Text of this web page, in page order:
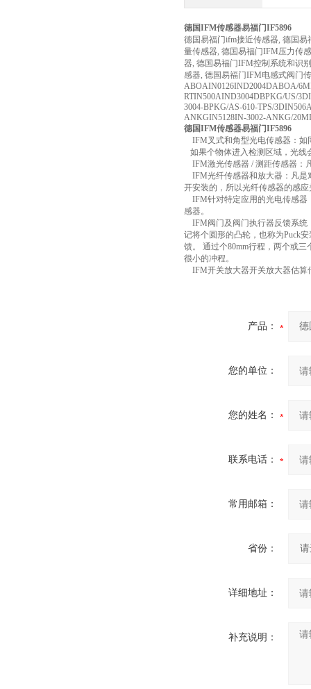
德国IFM传感器易福门IF5896
德国易福门ifm接近传感器, 德国
量传感器, 德国易福门IFM压力传
器, 德国易福门IFM控制系统和识
感器, 德国易福门IFM电感式阀门
ABOAIN0126IND2004DABOA/
RTIN500AIND3004DBPKG/US/
3004-BPKG/AS-610-TPS/
ANKGIN5128IN-3002-ANKG/
德国IFM传感器易福门IF5896
IFM叉式和角型光电传感器：如
如果个物体进入检测区域，光线
IFM激光传感器 / 测距传感器：
IFM光纤传感器和放大器：凡是
开安装的，所以光纤传感器的感
IFM针对特定应用的光电传感器
感器。
IFM阀门及阀门执行器反馈系统
记将个圆形的凸轮，也称为Puck
馈。 通过个80mm行程，两个或
很小的冲程。
IFM开关放大器开关放大器估算
产品：
您的单位：
您的姓名：
联系电话：
常用邮箱：
省份：
详细地址：
补充说明：